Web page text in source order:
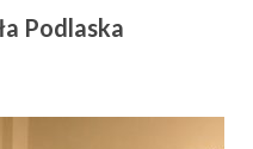
Podlaska